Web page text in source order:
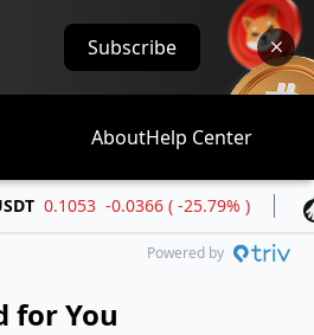
Subscribe
AboutHelp Center
-0.0366 ( -25.79% )
Powered by
for You